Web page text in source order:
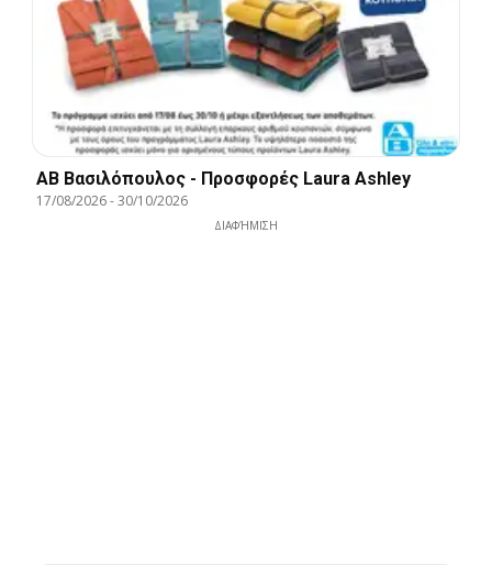
ΑΒ Βασιλόπουλος - Προσφορές Laura Ashley
17/08/2026-30/10/2026
ΔΙΑΦΉΜΙΣΗ